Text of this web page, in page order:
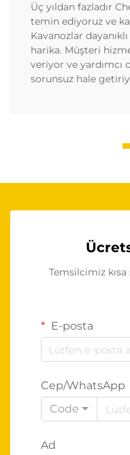
Üç yıldan fazladır
temin ediyoruz ve
Kavanozlar
harika. Müşteri
veriyor ve yardımcı
sorunsuz hale
Temsilcimiz
E-posta
Cep/WhatsApp
Code
Ad